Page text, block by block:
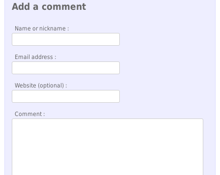
Add a comment
Name or nickname :
Email address :
Website (optional) :
Comment :